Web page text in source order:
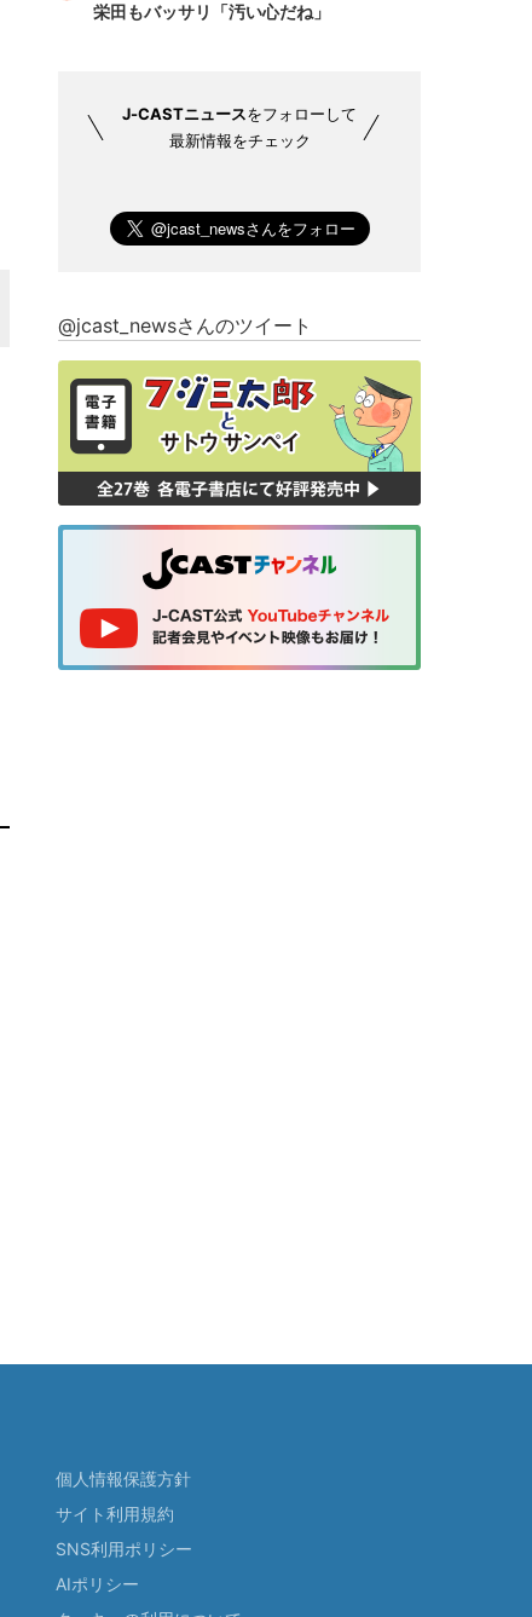
栄田もバッサリ「汚い心だね」
J-CASTニュースをフォローして
最新情報をチェック
@jcast_newsさんのツイート
個人情報保護方針
サイト利用規約
SNS利用ポリシー
AIポリシー